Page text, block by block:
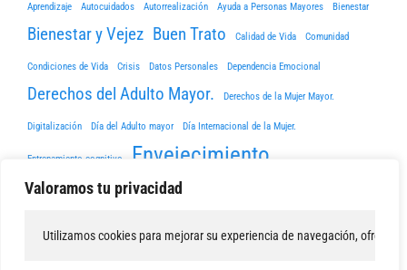
Valoramos tu privacidad
Utilizamos cookies para mejorar su experiencia de navegación, ofrecer
Aprendizaje Autocuidados Autorrealización Ayuda a Personas Mayores Bienestar
Bienestar y Vejez Buen Trato Calidad de Vida Comunidad
Condiciones de Vida Crisis Datos Personales Dependencia Emocional
Derechos del Adulto Mayor. Derechos de la Mujer Mayor.
Digitalización Día del Adulto mayor Día Internacional de la Mujer.
Entrenamiento cognitivo Envejecimiento
Envejecimiento Activo y Saludable